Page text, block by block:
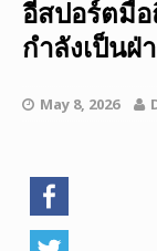
อีสปอร์ตมื
กำลังเป็นฝ่
May 8, 2026